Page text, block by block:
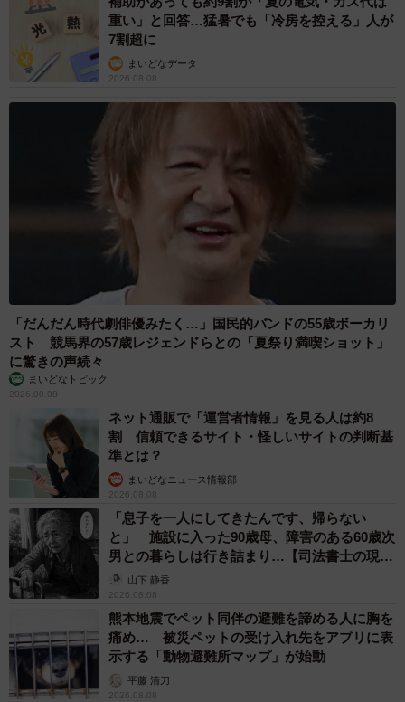
重い」と回答…猛暑でも「冷房を控える」人が
7割超に
まいどなデータ
2026.08.08
「だんだん時代劇俳優みたく…」国民的バンドの55歳ボーカリ
スト 競馬界の57歳レジェンドらとの「夏祭り満喫ショット」
に驚きの声続々
まいどなトピック
2026.08.08
ネット通販で「運営者情報」を見る人は約8
割 信頼できるサイト・怪しいサイトの判断基
準とは？
まいどなニュース情報部
2026.08.08
「息子を一人にしてきたんです、帰らない
と」 施設に入った90歳母、障害のある60歳次
男との暮らしは行き詰まり…【司法書士の現場
から】山下 静香
2026.08.08
熊本地震でペット同伴の避難を諦める人に胸を
痛め… 被災ペットの受け入れ先をアプリに表
示する「動物避難所マップ」が始動
平藤 清刀
2026.08.08